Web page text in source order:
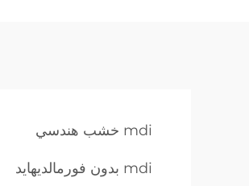
mdi خشب هندسي
mdi بدون فورمالديهايد